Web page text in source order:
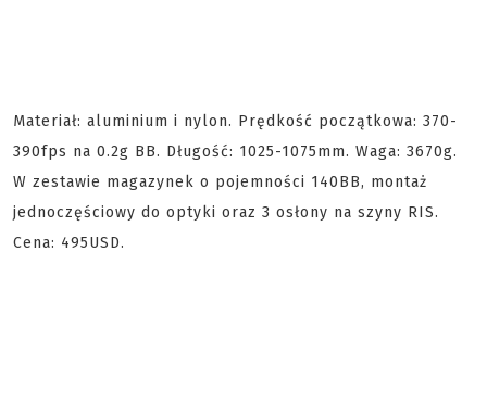
Materiał: aluminium i nylon. Prędkość początkowa: 370-
390fps na 0.2g BB. Długość: 1025-1075mm. Waga: 3670g.
W zestawie magazynek o pojemności 140BB, montaż
jednoczęściowy do optyki oraz 3 osłony na szyny RIS.
Cena: 495USD.